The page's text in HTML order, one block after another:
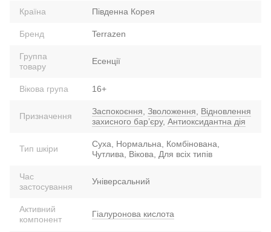
Країна Південна Корея
Бренд Terrazen
Группа
товару
Есенції
Вікова група 16+
Призначення Заспокоєння Зволоження
Відновлення
захисного барʼєру, Антиоксидантна дія
Тип шкіри
Суха, Нормальна, Комбінована,
Чутлива, Вікова, Для всіх типів
Час
застосування
Універсальний
Активний
компонент
Гіалуронова кислота